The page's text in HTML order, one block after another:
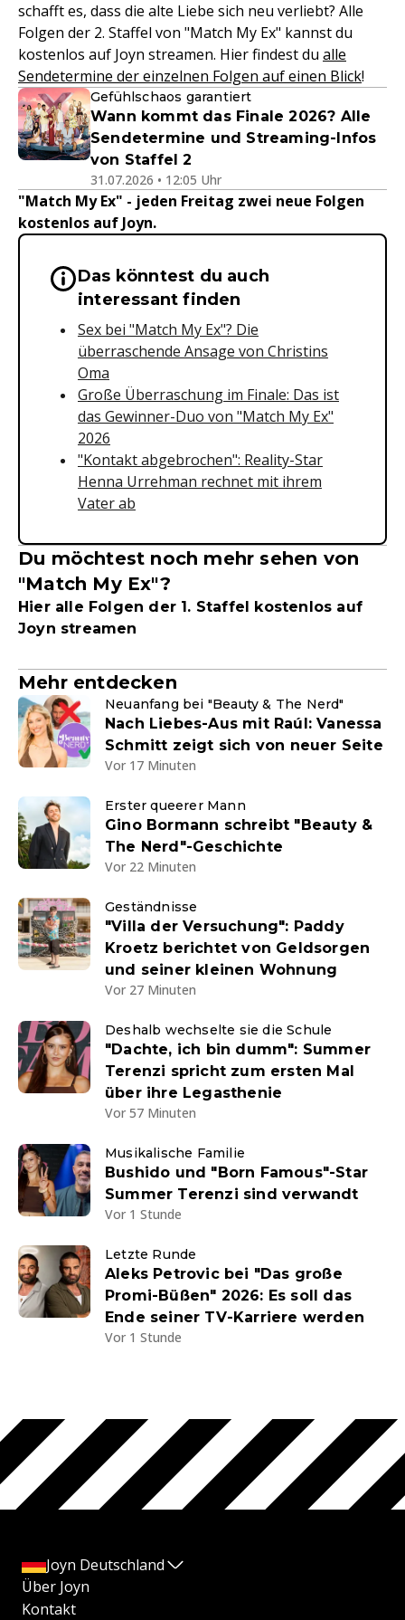
schafft es, dass die alte Liebe sich neu verliebt? Alle
Folgen der 2. Staffel von "Match My Ex" kannst du
kostenlos auf Joyn streamen. Hier findest du alle
Sendetermine der einzelnen Folgen auf einen Blick!
Gefühlschaos garantiert
Wann kommt das Finale 2026? Alle
Sendetermine und Streaming-Infos
von Staffel 2
31.07.2026 • 12:05 Uhr
"Match My Ex" - jeden Freitag zwei neue Folgen
kostenlos auf Joyn.
Wichtige Hinweise &
Das könntest du auch
interessant finden
Sex bei "Match My Ex"? Die
überraschende Ansage von Christins
Oma
Große Überraschung im Finale: Das ist
das Gewinner-Duo von "Match My Ex"
2026
"Kontakt abgebrochen": Reality-Star
Henna Urrehman rechnet mit ihrem
Vater ab
Du möchtest noch mehr sehen von
"Match My Ex"?
Hier alle Folgen der 1. Staffel kostenlos auf
Joyn streamen
Mehr entdecken
Neuanfang bei "Beauty & The Nerd"
Nach Liebes-Aus mit Raúl: Vanessa
Schmitt zeigt sich von neuer Seite
Vor 17 Minuten
Erster queerer Mann
Gino Bormann schreibt "Beauty &
The Nerd"-Geschichte
Vor 22 Minuten
Geständnisse
"Villa der Versuchung": Paddy
Kroetz berichtet von Geldsorgen
und seiner kleinen Wohnung
Vor 27 Minuten
Deshalb wechselte sie die Schule
"Dachte, ich bin dumm": Summer
Terenzi spricht zum ersten Mal
über ihre Legasthenie
Vor 57 Minuten
Musikalische Familie
Bushido und "Born Famous"-Star
Summer Terenzi sind verwandt
Vor 1 Stunde
Letzte Runde
Aleks Petrovic bei "Das große
Promi-Büßen" 2026: Es soll das
Ende seiner TV-Karriere werden
Vor 1 Stunde
Joyn Deutschland
Über Joyn
Kontakt